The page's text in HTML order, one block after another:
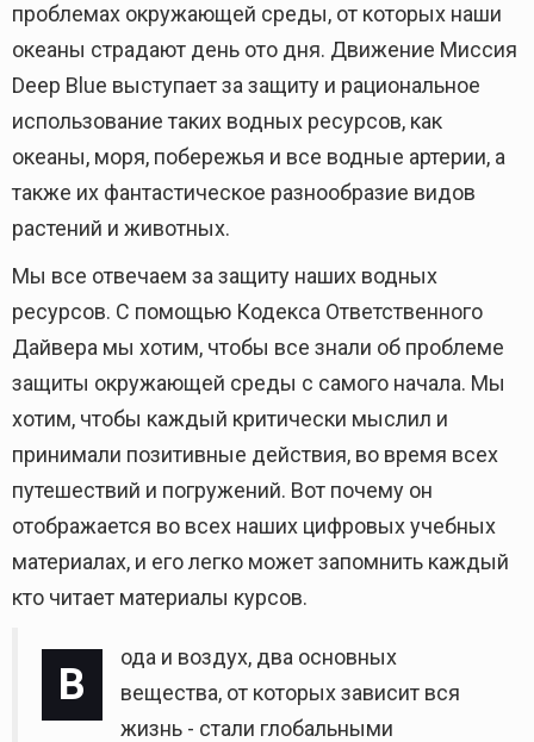
проблемах окружающей среды, от которых наши
океаны страдают день ото дня. Движение Миссия
Deep Blue выступает за защиту и рациональное
использование таких водных ресурсов, как
океаны, моря, побережья и все водные артерии, а
также их фантастическое разнообразие видов
растений и животных.
Мы все отвечаем за защиту наших водных
ресурсов. С помощью Кодекса Ответственного
Дайвера мы хотим, чтобы все знали об проблеме
защиты окружающей среды с самого начала. Мы
хотим, чтобы каждый критически мыслил и
принимали позитивные действия, во время всех
путешествий и погружений. Вот почему он
отображается во всех наших цифровых учебных
материалах, и его легко может запомнить каждый
кто читает материалы курсов.
В
ода и воздух, два основных
вещества, от которых зависит вся
жизнь - стали глобальными